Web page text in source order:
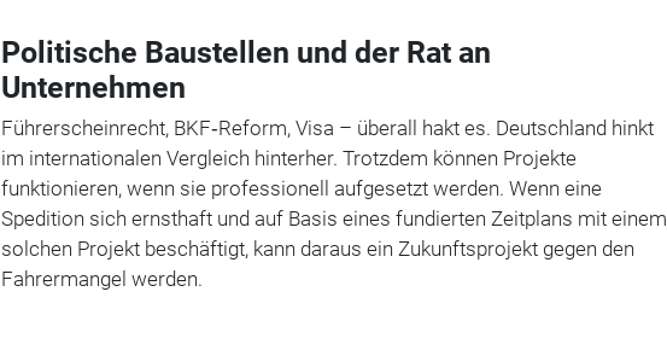
Politische Baustellen und der Rat an
Unternehmen
Führerscheinrecht, BKF‑Reform, Visa – überall hakt es. Deutschland hinkt
im internationalen Vergleich hinterher. Trotzdem können Projekte
funktionieren, wenn sie professionell aufgesetzt werden. Wenn eine
Spedition sich ernsthaft und auf Basis eines fundierten Zeitplans mit einem
solchen Projekt beschäftigt, kann daraus ein Zukunftsprojekt gegen den
Fahrermangel werden.